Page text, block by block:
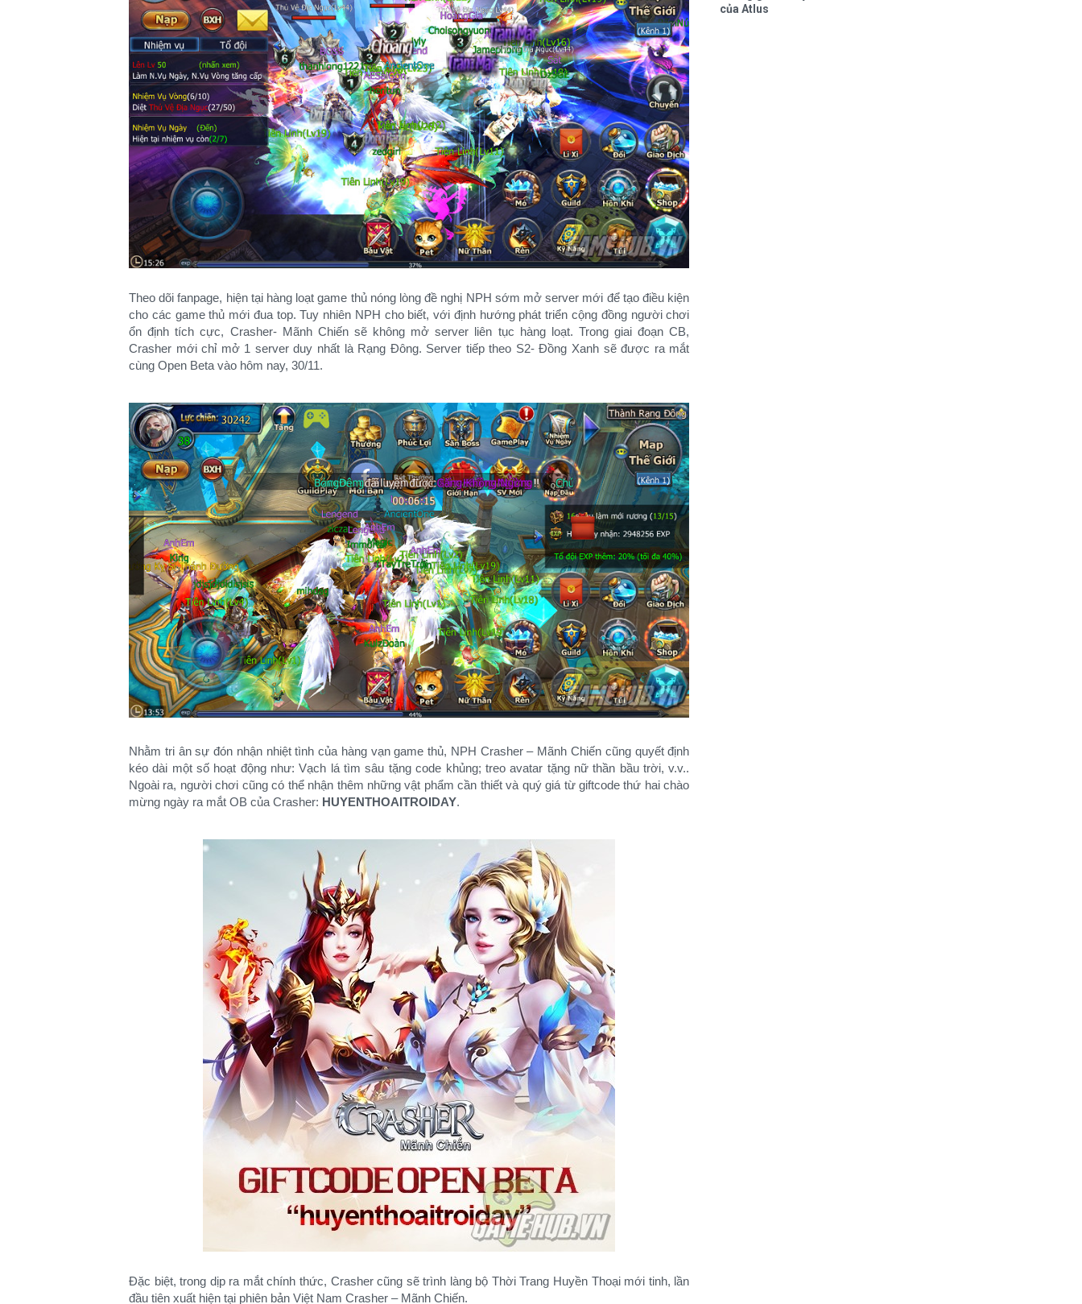
Theo dõi fanpage, hiện tại hàng loạt game thủ nóng lòng đề nghị NPH sớm mở server mới để tạo điều kiện
cho các game thủ mới đua top. Tuy nhiên NPH cho biết, với định hướng phát triển cộng đồng người chơi
ổn định tích cực, Crasher- Mãnh Chiến sẽ không mở server liên tục hàng loạt. Trong giai đoạn CB,
Crasher mới chỉ mở 1 server duy nhất là Rạng Đông. Server tiếp theo S2- Đồng Xanh sẽ được ra mắt
cùng Open Beta vào hôm nay, 30/11.​
Nhằm tri ân sự đón nhận nhiệt tình của hàng vạn game thủ, NPH Crasher – Mãnh Chiến cũng quyết định
kéo dài một số hoạt động như: Vạch lá tìm sâu tặng code khủng; treo avatar tặng nữ thần bầu trời, v.v..
Ngoài ra, người chơi cũng có thể nhận thêm những vật phẩm cần thiết và quý giá từ giftcode thứ hai chào
mừng ngày ra mắt OB của Crasher: HUYENTHOAITROIDAY.
Đặc biệt, trong dịp ra mắt chính thức, Crasher cũng sẽ trình làng bộ Thời Trang Huyền Thoại mới tinh, lần
đầu tiên xuất hiện tại phiên bản Việt Nam Crasher – Mãnh Chiến.
của Atlus